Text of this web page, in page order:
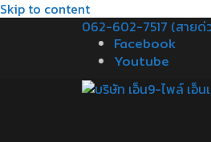
Skip to content
062-602-7517 (สายด่
Facebook
Youtube